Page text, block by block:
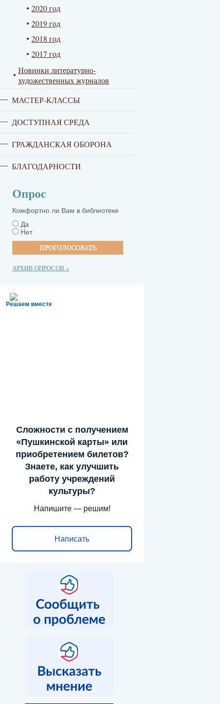
2020 год
2019 год
2018 год
2017 год
Новинки литературно-
художественных журналов
МАСТЕР-КЛАССЫ
ДОСТУПНАЯ СРЕДА
ГРАЖДАНСКАЯ ОБОРОНА
БЛАГОДАРНОСТИ
Опрос
Комфортно ли Вам в библиотеке
Да
Нет
АРХИВ ОПРОСОВ »
Решаем вместе
Сложности с получением
«Пушкинской карты» или
приобретением билетов?
Знаете, как улучшить
работу учреждений
культуры?
Напишите — решим!
Написать